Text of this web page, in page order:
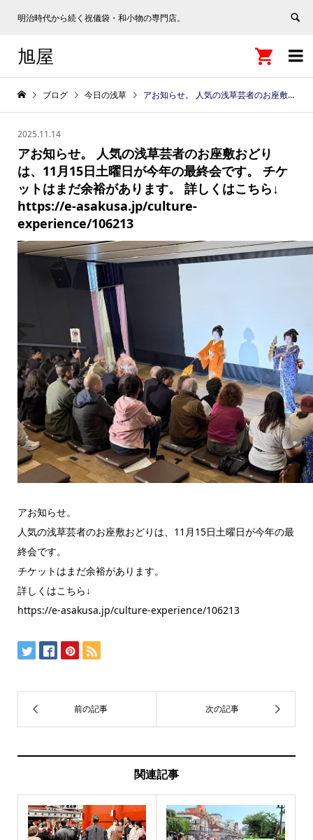
明治時代から続く祝儀袋・和小物の専門店。

旭屋 
ブログ 今日の浅草 アお知らせ。 人気の浅草芸者のお座敷おどりは、11月15日土曜日が今年の最終会です。 チケットはまだ余裕があります。 詳しくはこちら↓ https://e-asakusa.jp/culture-experience/106213
2025.11.14
アお知らせ。 人気の浅草芸者のお座敷おどり
は、11月15日土曜日が今年の最終会です。 チケ
ットはまだ余裕があります。 詳しくはこちら↓
https://e-asakusa.jp/culture-
experience/106213
アお知らせ。
人気の浅草芸者のお座敷おどりは、11月15日土曜日が今年の最
終会です。
チケットはまだ余裕があります。
詳しくはこちら↓
https://e-asakusa.jp/culture-experience/106213
関連記事